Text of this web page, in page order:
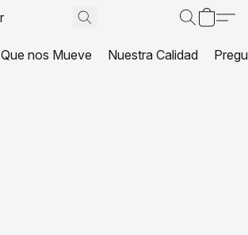
Que nos Mueve Nuestra Calidad